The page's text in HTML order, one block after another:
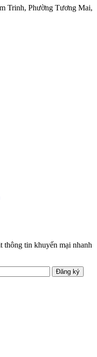
Trinh, Phường Tương Mai,
thông tin khuyến mại nhanh